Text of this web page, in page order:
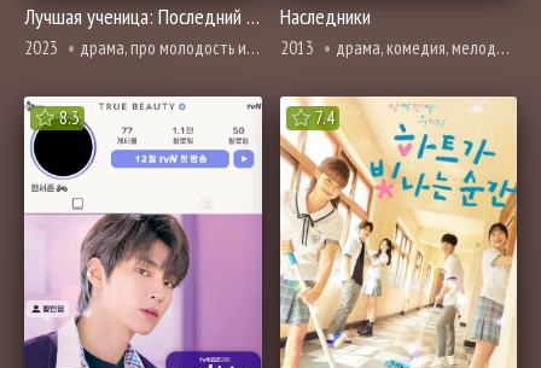
Лучшая ученица: Последний танец длиной в год
2023 драма, про молодость и любовь, про школу и школьников
Наследники
2013 драма, комедия, мелодрама, романтика, про школу и школьников
8.3 7.4